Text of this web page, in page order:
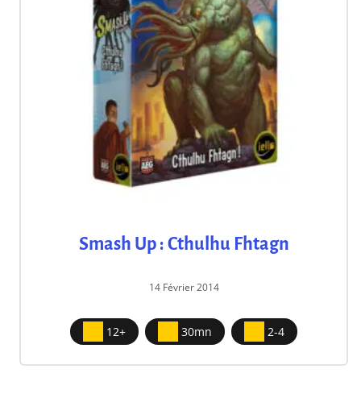
Smash Up : Cthulhu Fhtagn
14 Février 2014
12+ 30mn 2-4